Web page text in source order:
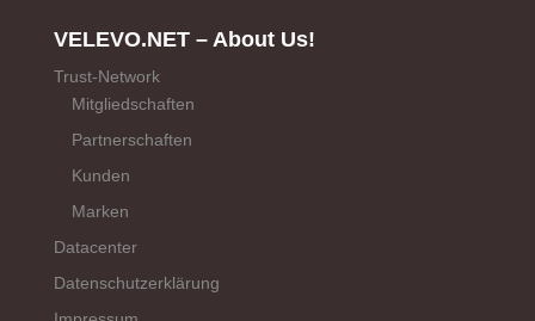
VELEVO.NET – About Us!
Trust-Network
Mitgliedschaften
Partnerschaften
Kunden
Marken
Datacenter
Datenschutzerklärung